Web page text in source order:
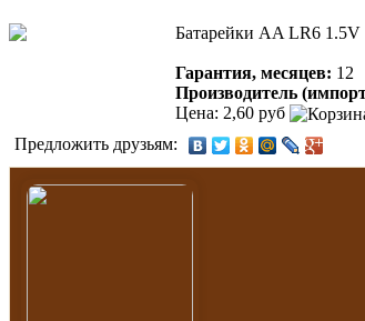
Батарейки AA LR6 1.5V
Гарантия, месяцев: 12
Производитель
Цена: 2,60 руб
Предложить друзьям: